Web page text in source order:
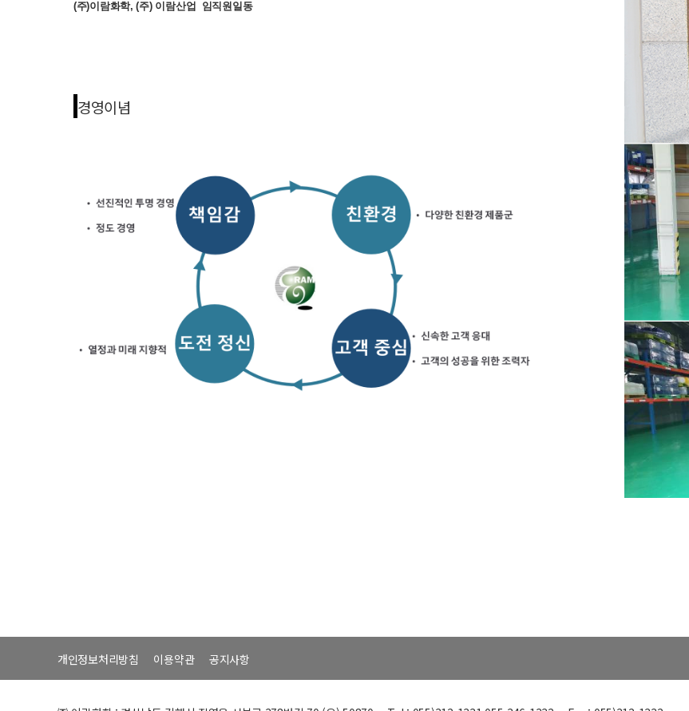
(주)이람화학, (주) 이람산업 임직원일동
경영이념
개인정보처리방침 이용약관 공지사항